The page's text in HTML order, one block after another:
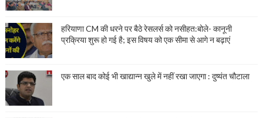
हरियाणा CM की धरने पर बैठे रेसलर्स को नसीहत:बोले- कानूनी
प्रक्रिया शुरू हो गई है; इस विषय को एक सीमा से आगे न बढ़ाएं
एक साल बाद कोई भी खाद्यान्न खुले में नहीं रखा जाएगा : दुष्यंत चौटाला